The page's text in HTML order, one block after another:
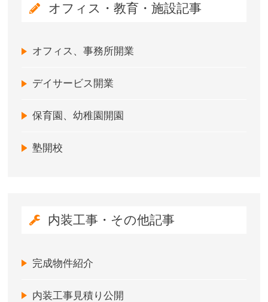
オフィス・教育・施設記事
オフィス、事務所開業
デイサービス開業
保育園、幼稚園開園
塾開校
内装工事・その他記事
完成物件紹介
内装工事見積り公開